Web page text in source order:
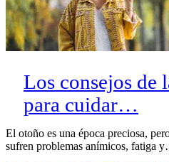
Los consejos de
para cuidar…
El otoño es una época preciosa,
sufren problemas anímicos, fatiga